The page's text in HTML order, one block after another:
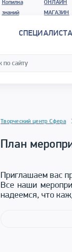
Копилка
знаний
ОНЛАЙН
МАГАЗИН
Творческий центр Сфера
План
Приглашаем вас
Все наши
надеемся, что